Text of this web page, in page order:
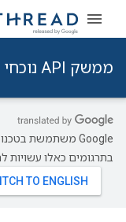
ממשק API נוכחי
בתרגומים כאלו עשויות